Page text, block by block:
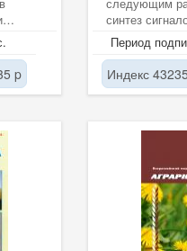
p
синтез
системы
научных...
Период
Индекс 43235